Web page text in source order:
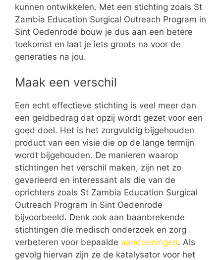
kunnen ontwikkelen. Met een stichting zoals St
Zambia Education Surgical Outreach Program in
Sint Oedenrode bouw je dus aan een betere
toekomst en laat je iets groots na voor de
generaties na jou.
Maak een verschil
Een echt effectieve stichting is veel meer dan
een geldbedrag dat opzij wordt gezet voor een
goed doel. Het is het zorgvuldig bijgehouden
product van een visie die op de lange termijn
wordt bijgehouden. De manieren waarop
stichtingen het verschil maken, zijn net zo
gevarieerd en interessant als die van de
oprichters zoals St Zambia Education Surgical
Outreach Program in Sint Oedenrode
bijvoorbeeld. Denk ook aan baanbrekende
stichtingen die medisch onderzoek en zorg
verbeteren voor bepaalde aandoeningen. Als
gevolg hiervan zijn ze de katalysator voor het